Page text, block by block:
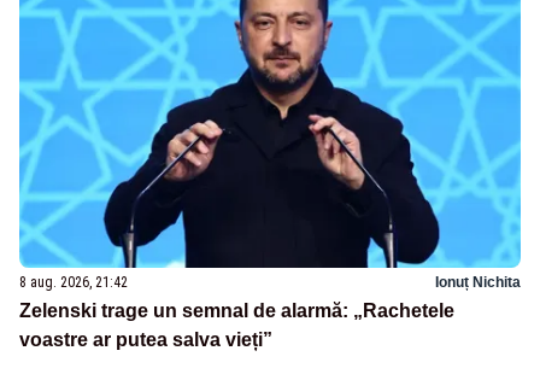
8 aug. 2026, 21:42 Ionuț Nichita
Zelenski trage un semnal de alarmă: „Rachetele
voastre ar putea salva vieți”